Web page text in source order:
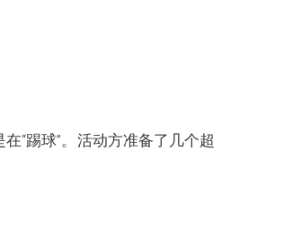
“踢球”。活动方准备了几个超